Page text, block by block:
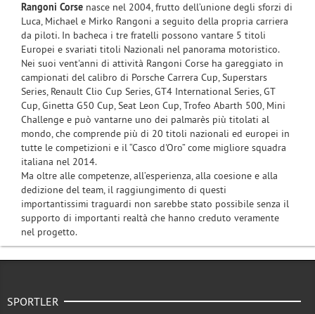
Rangoni Corse nasce nel 2004, frutto dell’unione degli sforzi di
Luca, Michael e Mirko Rangoni a seguito della propria carriera
da piloti. In bacheca i tre fratelli possono vantare 5 titoli
Europei e svariati titoli Nazionali nel panorama motoristico.
Nei suoi vent'anni di attività Rangoni Corse ha gareggiato in
campionati del calibro di Porsche Carrera Cup, Superstars
Series, Renault Clio Cup Series, GT4 International Series, GT
Cup, Ginetta G50 Cup, Seat Leon Cup, Trofeo Abarth 500, Mini
Challenge e può vantarne uno dei palmarès più titolati al
mondo, che comprende più di 20 titoli nazionali ed europei in
tutte le competizioni e il “Casco d'Oro” come migliore squadra
italiana nel 2014.
Ma oltre alle competenze, all’esperienza, alla coesione e alla
dedizione del team, il raggiungimento di questi
importantissimi traguardi non sarebbe stato possibile senza il
supporto di importanti realtà che hanno creduto veramente
nel progetto.
SPORTLER